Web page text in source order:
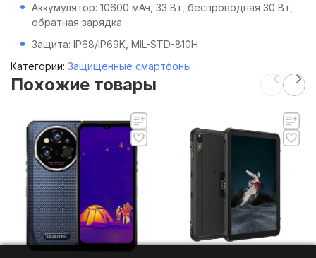
Аккумулятор: 10600 мАч, 33 Вт, беспроводная 30 Вт,
обратная зарядка
Защита: IP68/IP69K, MIL-STD-810H
Категории: Защищенные смартфоны
Похожие товары